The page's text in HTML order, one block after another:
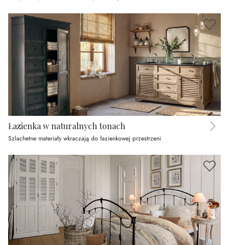
Łazienka w naturalnych tonach
Szlachetne materiały wkraczają do łazienkowej przestrzeni